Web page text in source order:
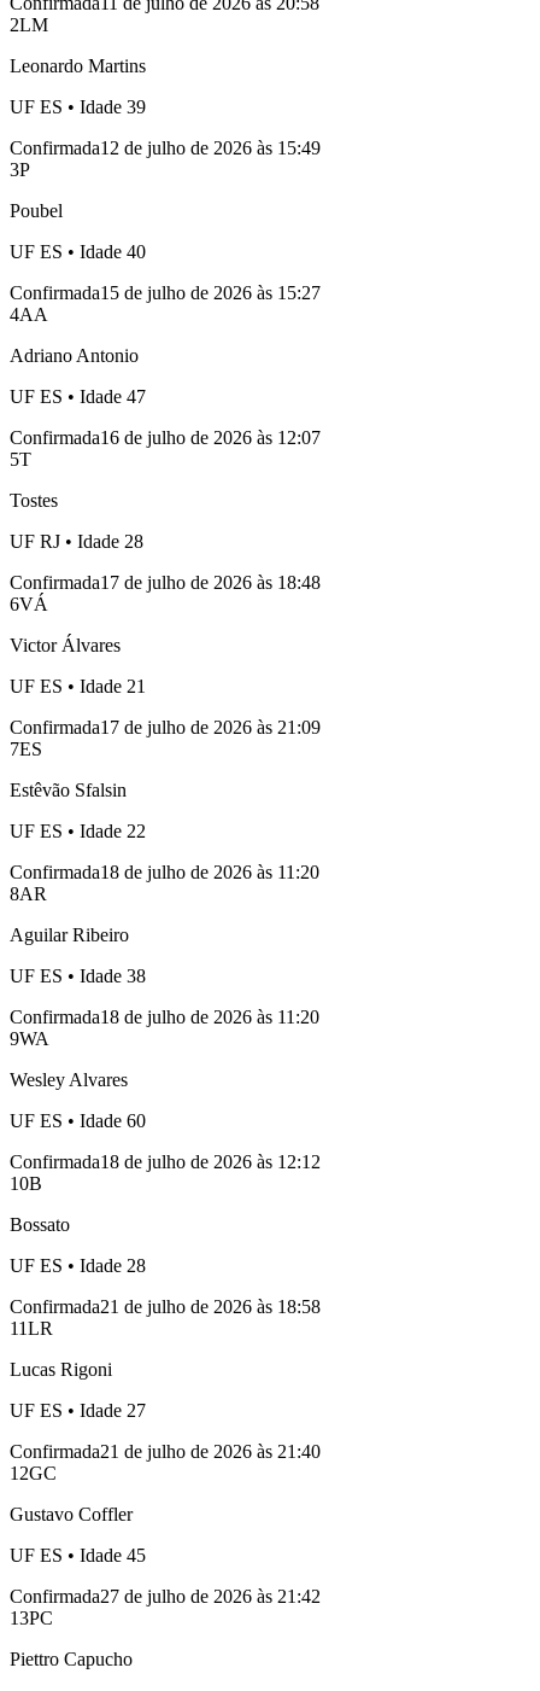
2LM
Leonardo Martins
UF ES • Idade 39
Confirmada12 de julho de 2026 às 15:49
3P
Poubel
UF ES • Idade 40
Confirmada15 de julho de 2026 às 15:27
4AA
Adriano Antonio
UF ES • Idade 47
Confirmada16 de julho de 2026 às 12:07
5T
Tostes
UF RJ • Idade 28
Confirmada17 de julho de 2026 às 18:48
6VÁ
Victor Álvares
UF ES • Idade 21
Confirmada17 de julho de 2026 às 21:09
7ES
Estêvão Sfalsin
UF ES • Idade 22
Confirmada18 de julho de 2026 às 11:20
8AR
Aguilar Ribeiro
UF ES • Idade 38
Confirmada18 de julho de 2026 às 11:20
9WA
Wesley Alvares
UF ES • Idade 60
Confirmada18 de julho de 2026 às 12:12
10B
Bossato
UF ES • Idade 28
Confirmada21 de julho de 2026 às 18:58
11LR
Lucas Rigoni
UF ES • Idade 27
Confirmada21 de julho de 2026 às 21:40
12GC
Gustavo Coffler
UF ES • Idade 45
Confirmada27 de julho de 2026 às 21:42
13PC
Piettro Capucho